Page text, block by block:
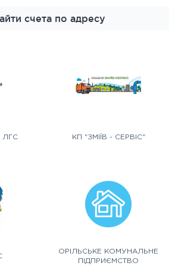
счета по адресу
ЛГС КП "ЗМІЇВ - СЕРВІС"
ОРІЛЬСЬКЕ КОМУНАЛЬНЕ
ПІДПРИЄМСТВО